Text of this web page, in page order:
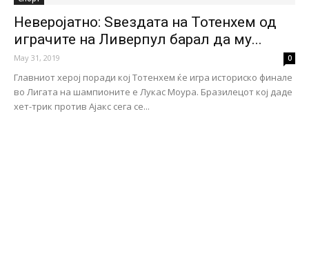
Неверојатно: Ѕвездата на Тотенхем од
играчите на Ливерпул барал да му...
May 31, 2019 0
Главниот херој поради кој Тотенхем ќе игра историско финале
во Лигата на шампионите е Лукас Моура. Бразилецот кој даде
хет-трик против Ајакс сега се...